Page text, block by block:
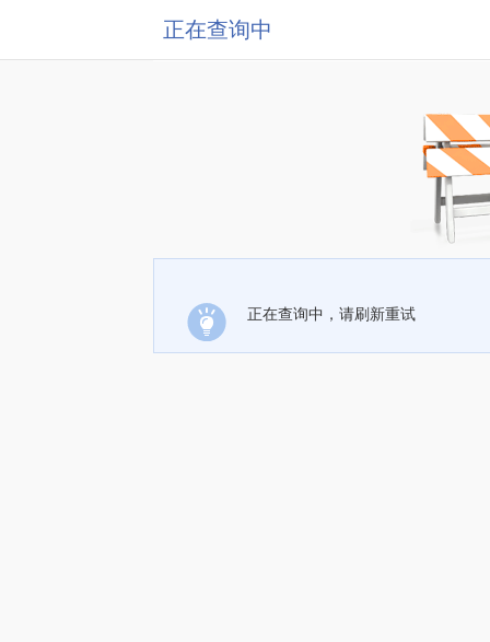
正在查询中
正在查询中，请刷新重试